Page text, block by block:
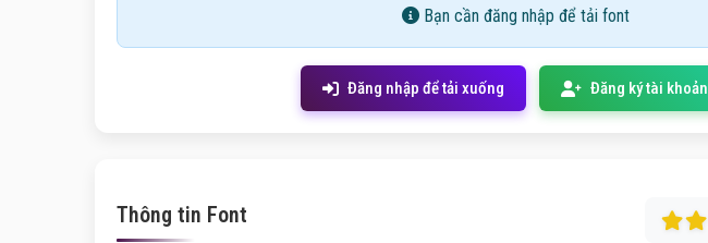
Bạn cần đăng nhập để tải font
Đăng nhập để tải xuống Đăng ký tài khoản
Thông tin Font